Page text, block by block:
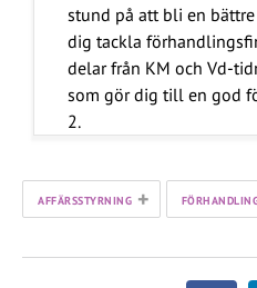
stund på att bli en
dig tackla
delar från KM och Vd-
som gör dig till en god
2.
AFFÄRSSTYRNING +